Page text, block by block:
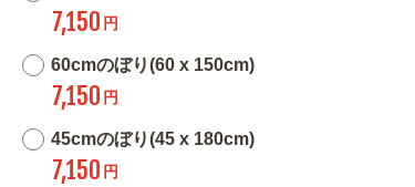
7,150 円
60cmのぼり(60 x 150cm)
7,150 円
45cmのぼり(45 x 180cm)
7,150 円